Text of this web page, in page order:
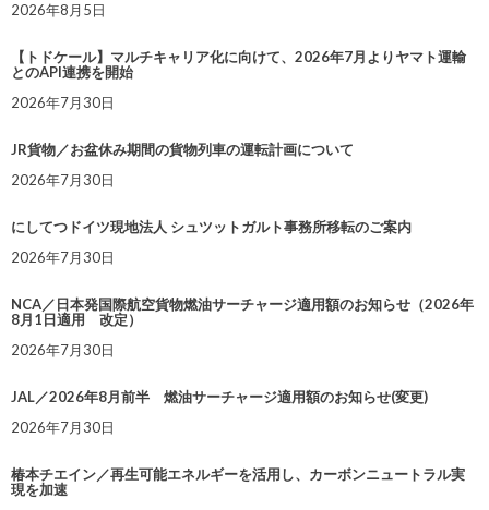
2026年8月5日
【トドケール】マルチキャリア化に向けて、2026年7月よりヤマト運輸
とのAPI連携を開始
2026年7月30日
JR貨物／お盆休み期間の貨物列車の運転計画について
2026年7月30日
にしてつドイツ現地法人 シュツットガルト事務所移転のご案内
2026年7月30日
NCA／日本発国際航空貨物燃油サーチャージ適用額のお知らせ（2026年
8月1日適用 改定）
2026年7月30日
JAL／2026年8月前半 燃油サーチャージ適用額のお知らせ(変更)
2026年7月30日
椿本チエイン／再生可能エネルギーを活用し、カーボンニュートラル実
現を加速